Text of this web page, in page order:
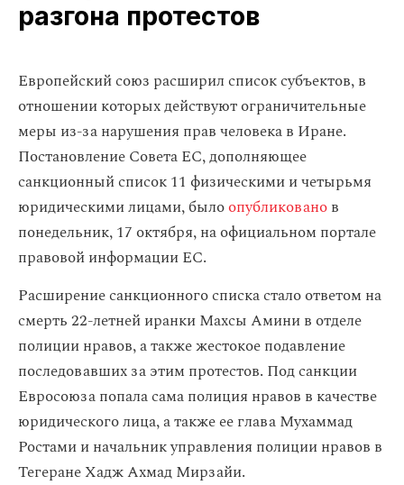
разгона протестов
Европейский союз расширил список субъектов, в
отношении которых действуют ограничительные
меры из-за нарушения прав человека в Иране.
Постановление Совета ЕС, дополняющее
санкционный список 11 физическими и четырьмя
юридическими лицами, былоопубликованов
понедельник, 17 октября, на официальном портале
правовой информации ЕС.
Расширение санкционного списка стало ответом на
смерть 22-летней иранки Махсы Амини в отделе
полиции нравов, а также жестокое подавление
последовавших за этим протестов. Под санкции
Евросоюза попала сама полиция нравов в качестве
юридического лица, а также ее глава Мухаммад
Ростами и начальник управления полиции нравов в
Тегеране Хадж Ахмад Мирзайи.